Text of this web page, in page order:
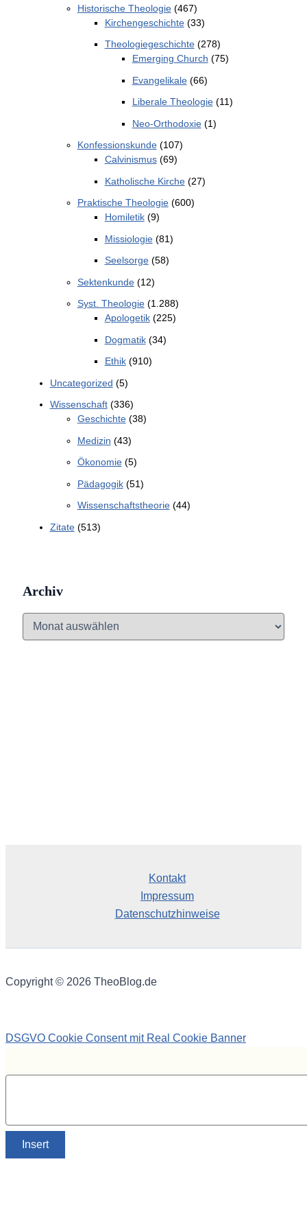
Historische Theologie(467)
Kirchengeschichte(33)
Theologiegeschichte(278)
Emerging Church (75)
Evangelikale(66)
Liberale Theologie(11)
Neo-Orthodoxie(1)
Konfessionskunde(107)
Calvinismus(69)
Katholische Kirche(27)
Praktische Theologie(600)
Homiletik(9)
Missiologie(81)
Seelsorge(58)
Sektenkunde(12)
Syst. Theologie(1.288)
Apologetik(225)
Dogmatik(34)
Ethik(910)
Uncategorized (5)
Wissenschaft(336)
Geschichte(38)
Medizin (43)
Ökonomie(5)
Pädagogik(51)
Wissenschaftstheorie(44)
Zitate(513)
Archiv
Kontakt
Impressum
Datenschutzhinweise
Copyright © 2026 TheoBlog.de
DSGVO Cookie Consent mit Real Cookie Banner
Insert